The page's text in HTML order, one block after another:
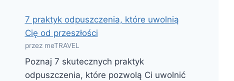
7 praktyk odpuszczenia, które uwolnią
Cię od przeszłości
przez meTRAVEL
Poznaj 7 skutecznych praktyk
odpuszczenia, które pozwolą Ci uwolnić